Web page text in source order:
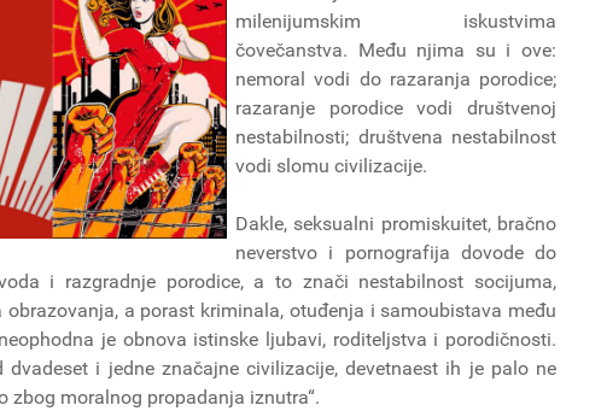
milenijumskim iskustvima
čovečanstva. Među njima su i ove:
nemoral vodi do razaranja porodice;
razaranje porodice vodi društvenoj
nestabilnosti; društvena nestabilnost
vodi slomu civilizacije.
Dakle, seksualni promiskuitet, bračno
neverstvo i pornografija dovode do
i razgradnje porodice, a to znači nestabilnost socijuma,
a porast kriminala, otuđenja i samoubistava među
je obnova istinske ljubavi, roditeljstva i porodičnosti.
dvadeset i jedne značajne civilizacije, devetnaest ih je palo ne
zbog moralnog propadanja iznutra“.